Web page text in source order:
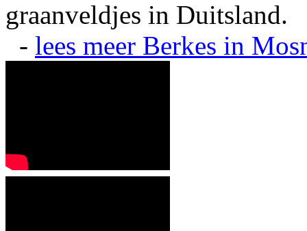
graanveldjes in Duitsland.
- lees meer Berkes in